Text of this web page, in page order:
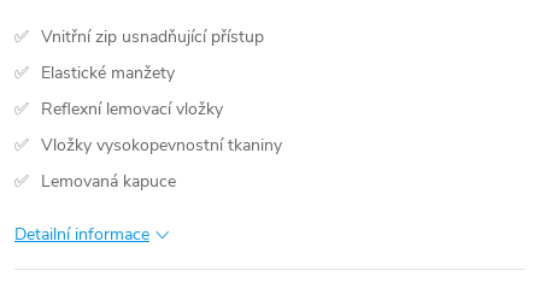
Vnitřní zip usnadňující přístup
Elastické manžety
Reflexní lemovací vložky
Vložky vysokopevnostní tkaniny
Lemovaná kapuce
Detailní informace